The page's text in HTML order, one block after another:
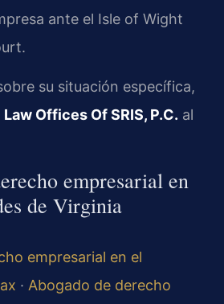
ante el Isle of Wight
su situación específica,
Law Offices Of SRIS, P.C. al
empresarial en
de Virginia
empresarial en el
· Abogado de derecho